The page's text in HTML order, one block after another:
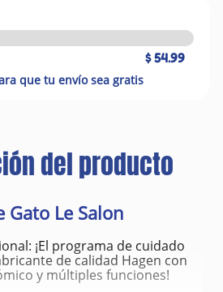
$ 54.99
que tu envío sea gratis
del producto
Gato Le Salon
¡El programa de cuidado
de calidad Hagen con
y múltiples funciones!